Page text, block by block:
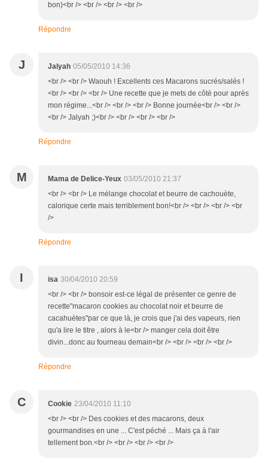
bon)<br /> <br /> <br /> <br />
Répondre
J Jalyah 05/05/2010 14:36
<br /> <br /> Waouh ! Excellents ces Macarons sucrés/salés !
<br /> <br /> <br /> Une recette que je mets de côté pour après
mon régime...<br /> <br /> <br /> Bonne journée<br /> <br />
<br /> Jalyah ;)<br /> <br /> <br /> <br />
Répondre
M Mama de Delice-Yeux 03/05/2010 21:37
<br /> <br /> Le mélange chocolat et beurre de cachouète,
calorique certe mais terriblement bon!<br /> <br /> <br /> <br
/>
Répondre
I isa 30/04/2010 20:59
<br /> <br /> bonsoir est-ce légal de présenter ce genre de
recette"macaron cookies au chocolat noir et beurre de
cacahuètes"par ce que là, je crois que j'ai des vapeurs, rien
qu'a lire le titre , alors à le<br /> manger cela doit être
divin...donc au fourneau demain<br /> <br /> <br /> <br />
Répondre
C Cookie 23/04/2010 11:10
<br /> <br /> Des cookies et des macarons, deux
gourmandises en une ... C'est péché ... Mais ça à l'air
tellement bon.<br /> <br /> <br /> <br />